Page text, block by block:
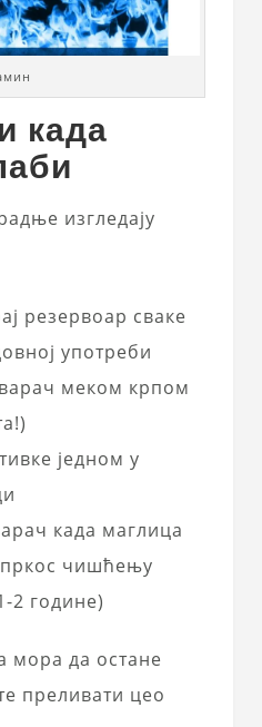
када
изгледају
резервоар сваке
употреби
меком крпом
једном у
када маглица
чишћењу
2 године)
мора да остане
преливати цео